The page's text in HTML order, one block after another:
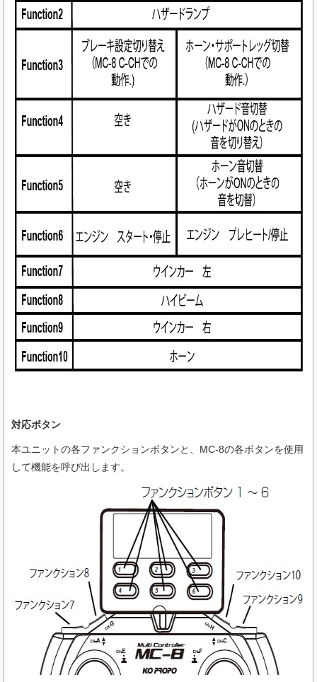
対応ボタン
本ユニットの各ファンクションボタンと、MC-8の各ボタンを使用
して機能を呼び出します。